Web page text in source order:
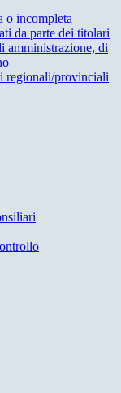
o incompleta
da parte dei titolari
amministrazione, di
regionali/provinciali